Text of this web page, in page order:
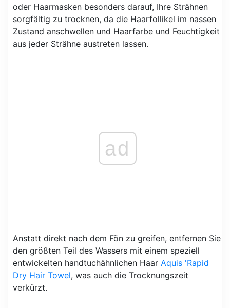
oder Haarmasken besonders darauf, Ihre Strähnen
sorgfältig zu trocknen, da die Haarfollikel im nassen
Zustand anschwellen und Haarfarbe und Feuchtigkeit
aus jeder Strähne austreten lassen.
ad
Anstatt direkt nach dem Fön zu greifen, entfernen Sie
den größten Teil des Wassers mit einem speziell
entwickelten handtuchähnlichen Haar Aquis 'Rapid
Dry Hair Towel, was auch die Trocknungszeit
verkürzt.